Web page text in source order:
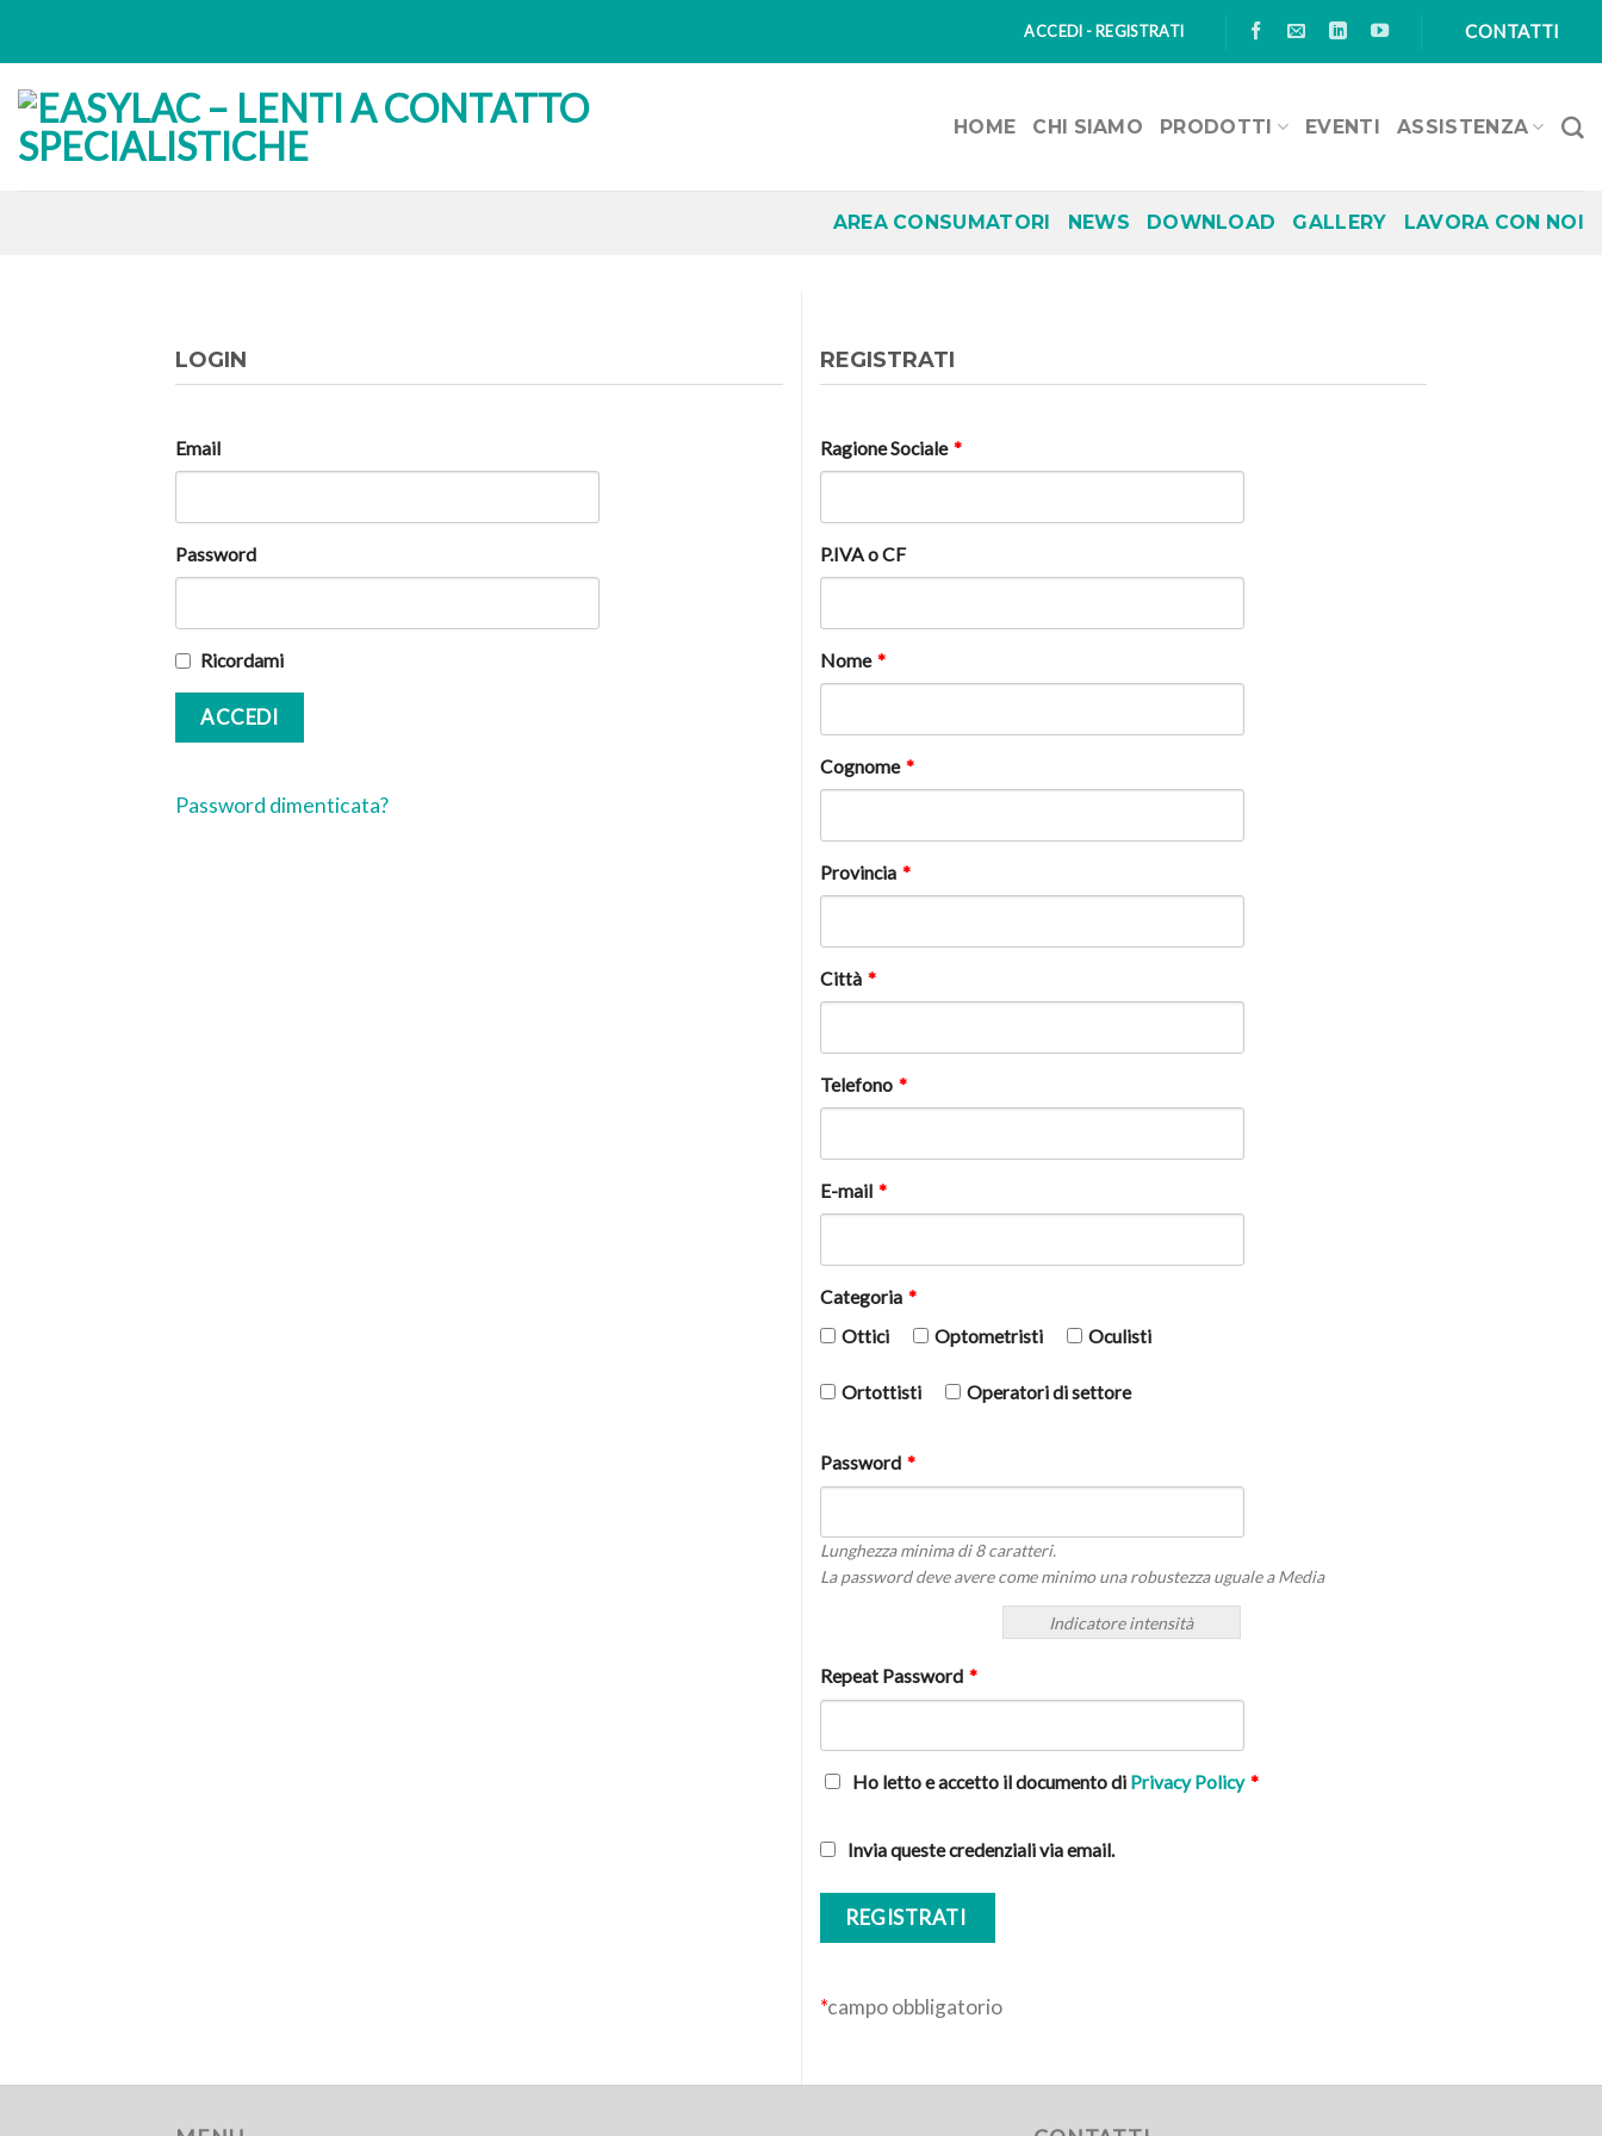
ACCEDI - REGISTRATI CONTATTI
HOME CHI SIAMO PRODOTTI EVENTI ASSISTENZA
AREA CONSUMATORI NEWS DOWNLOAD GALLERY LAVORA CON NOI
LOGIN
Email
Password
Ricordami
Password dimenticata?
REGISTRATI
Ragione Sociale *
P.IVA o CF
Nome *
Cognome *
Provincia *
Città *
Telefono *
E-mail *
Categoria *
Ottici
Optometristi Oculisti
Ortottisti Operatori di settore
Password *
Lunghezza minima di 8 caratteri.
La password deve avere come minimo una robustezza uguale a Media
Indicatore intensità
Repeat Password *
Ho letto e accetto il documento di Privacy Policy *
Invia queste credenziali via email.
*campo obbligatorio